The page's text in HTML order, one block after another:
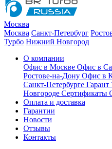
Москва
Москва Санкт-Петербург
Турбо Нижний Новгород
О компании
Офис в Москве Офис в
Ростове-на-Дону Офис в
Санкт-Петербурге Гарант
Новгороде Сертификаты
Оплата и доставка
Гарантии
Новости
Отзывы
Контакты